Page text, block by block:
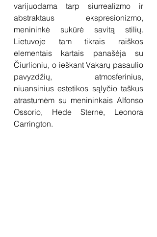
varijuodama tarp siurrealizmo ir
abstraktaus ekspresionizmo,
menininkė sukūrė savitą stilių.
Lietuvoje tam tikrais raiškos
elementais kartais panašėja su
Čiurlioniu, o ieškant Vakarų pasaulio
pavyzdžių,  atmosferinius,
niuansinius estetikos sąlyčio taškus
atrastumėm su menininkais Alfonso
Ossorio, Hede Sterne, Leonora
Carrington.